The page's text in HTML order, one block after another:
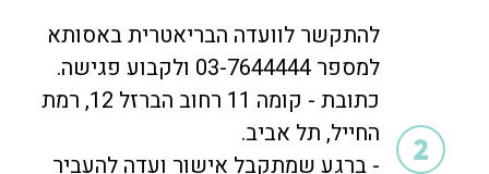
להתקשר לוועדה הבריאטרית באסותא
למספר 03-7644444 ולקבוע פגישה.
כתובת - קומה 11 רחוב הברזל 12, רמת
החייל, תל אביב.
- ברגע שמתקבל אישור ועדה להעביר